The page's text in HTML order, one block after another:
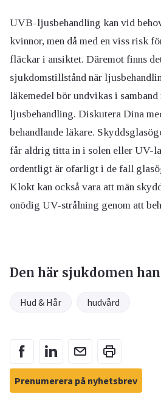
UVB-ljusbehandling kan vid
kvinnor, men då med en viss risk
fläckar i ansiktet. Däremot finns
sjukdomstillstånd när
läkemedel bör undvikas i samband
ljusbehandling. Diskutera Dina
behandlande läkare.
får aldrig titta in i solen eller UV-
ordentligt är ofarligt i de fall
Klokt kan också vara att män
onödig UV-strålning genom att
Den här sjukdomen
Hud & Hår hudvård
Prenumerera på nyhetsbrev